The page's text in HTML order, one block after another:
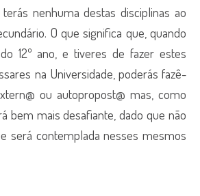
terás nenhuma destas disciplinas ao
O que significa que, quando
12º ano, e tiveres de fazer estes
na Universidade, poderás fazê-
ou autopropost@ mas, como
bem mais desafiante, dado que não
será contemplada nesses mesmos